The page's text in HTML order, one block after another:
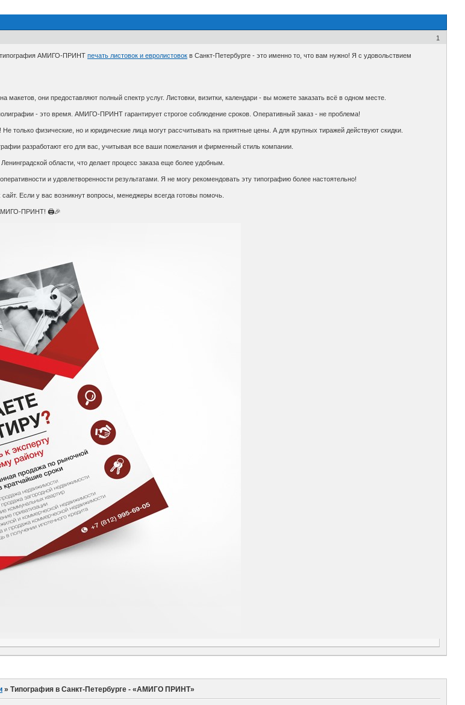
1
типография АМИГО-ПРИНТпечать листовок и евролистовок в Санкт-Петербурге - это именно то, что вам нужно! Я с удовольствием
макетов, они предоставляют полный спектр услуг. Листовки, визитки, календари - вы можете заказать всё в одном месте.
- это время. АМИГО-ПРИНТ гарантирует строгое соблюдение сроков. Оперативный заказ - не проблема!
только физические, но и юридические лица могут рассчитывать на приятные цены. А для крупных тиражей действуют скидки.
разработают его для вас, учитывая все ваши пожелания и фирменный стиль компании.
области, что делает процесс заказа еще более удобным.
и удовлетворенности результатами. Я не могу рекомендовать эту типографию более настоятельно!
Если у вас возникнут вопросы, менеджеры всегда готовы помочь.
АМИГО-ПРИНТ! 🖨️🎉
»Типография в Санкт-Петербурге - «АМИГО ПРИНТ»